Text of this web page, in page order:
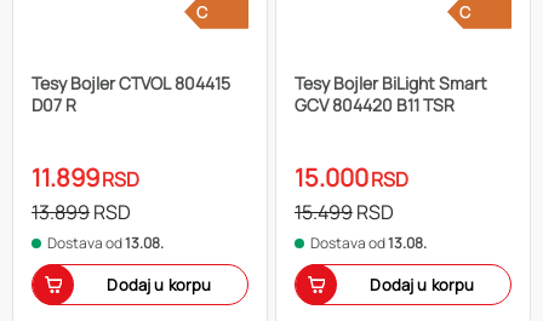
C
Tesy Bojler CTVOL 804415
D07 R
11.899RSD
13.899RSD
Dostava od13.08.
Dodaj u korpu
C
Tesy Bojler BiLight Smart
GCV 804420 B11 TSR
15.000RSD
15.499RSD
Dostava od13.08.
Dodaj u korpu